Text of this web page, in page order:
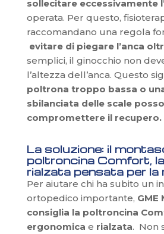
sollecitare eccessivamente
operata. Per questo,
raccomandano una regola
evitare di piegare l’anca
semplici, il ginocchio non
l’altezza dell’anca. Questo
poltrona troppo bassa o
sbilanciata delle scale
compromettere il recupero.
La soluzione: il
poltroncina Comfort,
rialzata pensata per la
Per aiutare chi ha subito un
ortopedico importante, GME
consiglia la poltroncina
ergonomica e rialzata. Non